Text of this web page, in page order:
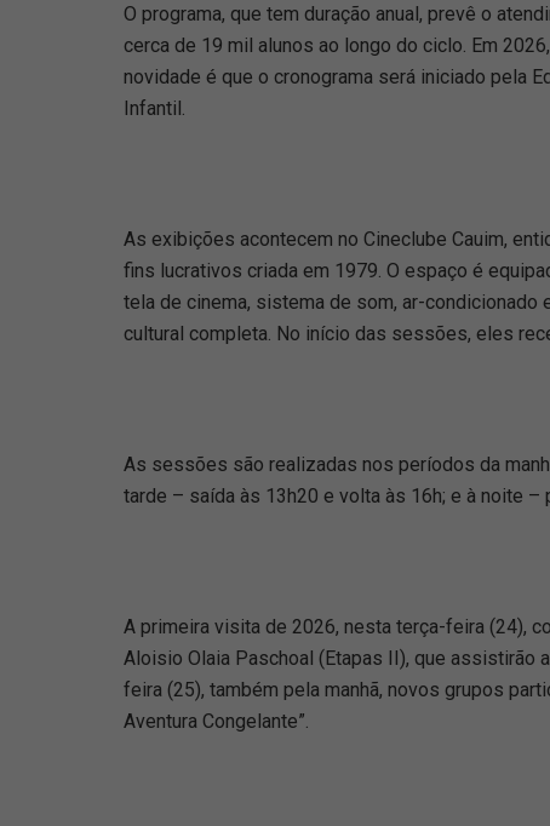
O programa, que tem duração anual, prevê o
cerca de 19 mil alunos ao longo do ciclo. Em
novidade é que o cronograma será iniciado pela
Infantil.
As exibições acontecem no Cineclube Cauim,
fins lucrativos criada em 1979. O espaço é
tela de cinema, sistema de som, ar-
cultural completa. No início das sessões, eles
As sessões são realizadas nos períodos da
tarde – saída às 13h20 e volta às 16h; e à noite –
A primeira visita de 2026, nesta terça-feira (24),
Aloisio Olaia Paschoal (Etapas II), que assistirão
feira (25), também pela manhã, novos grupos
Aventura Congelante”.